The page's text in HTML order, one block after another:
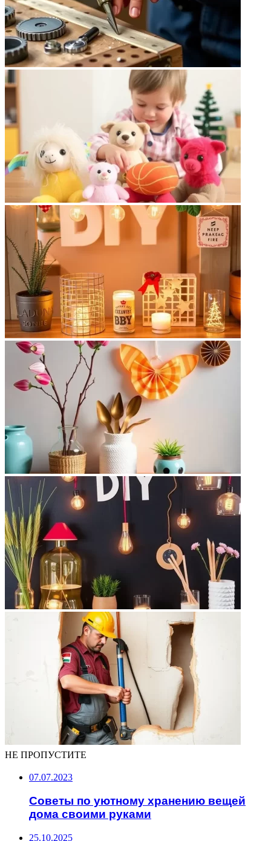
НЕ ПРОПУСТИТЕ
07.07.2023
Советы по уютному хранению вещей
дома своими руками
25.10.2025